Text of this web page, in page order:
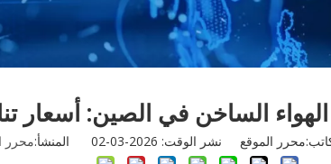
الساخن في الصين: أسعار
الموقع نشر الوقت: 2026-03-02 المنشأ: محرر